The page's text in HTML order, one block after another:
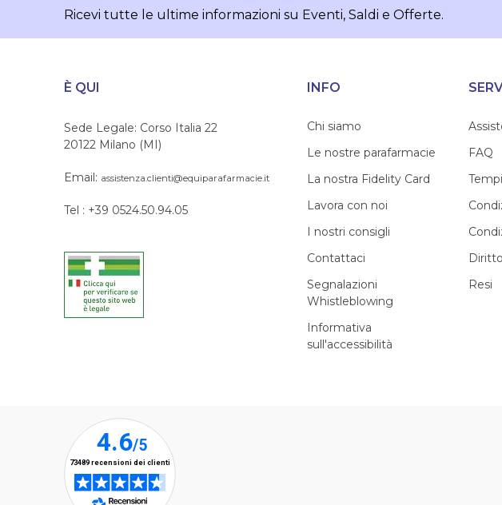
Ricevi tutte le ultime informazioni su Eventi, Saldi e Offerte.
È QUI
Sede Legale: Corso Italia 22
20122 Milano (MI)
Email: assistenza.clienti@equiparafarmacie.it
Tel : +39 0524.50.94.05
INFO
Chi siamo
Le nostre parafarmacie
La nostra Fidelity Card
Lavora con noi
I nostri consigli
Contattaci
Segnalazioni
Whistleblowing
Informativa
sull'accessibilità
FAQ
Resi